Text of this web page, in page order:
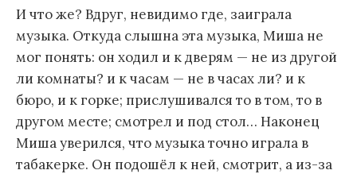
И что же? Вдруг, невидимо где, заиграла
музыка. Откуда слышна эта музыка, Миша не
мог понять: он ходил и к дверям — не из другой
ли комнаты? и к часам — не в часах ли? и к
бюро, и к горке; прислушивался то в том, то в
другом месте; смотрел и под стол… Наконец
Миша уверился, что музыка точно играла в
табакерке. Он подошёл к ней, смотрит, а из-за